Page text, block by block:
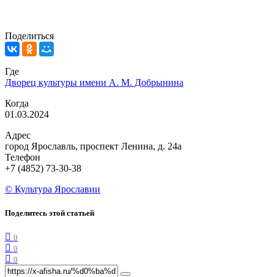
Поделиться
Где
Дворец культуры имени А. М. Добрынина
Когда
01.03.2024
Адрес
город Ярославль, проспект Ленина, д. 24а
Телефон
+7 (4852) 73-30-38
© Культура Ярославии
Поделитесь этой статьей
0
0
0